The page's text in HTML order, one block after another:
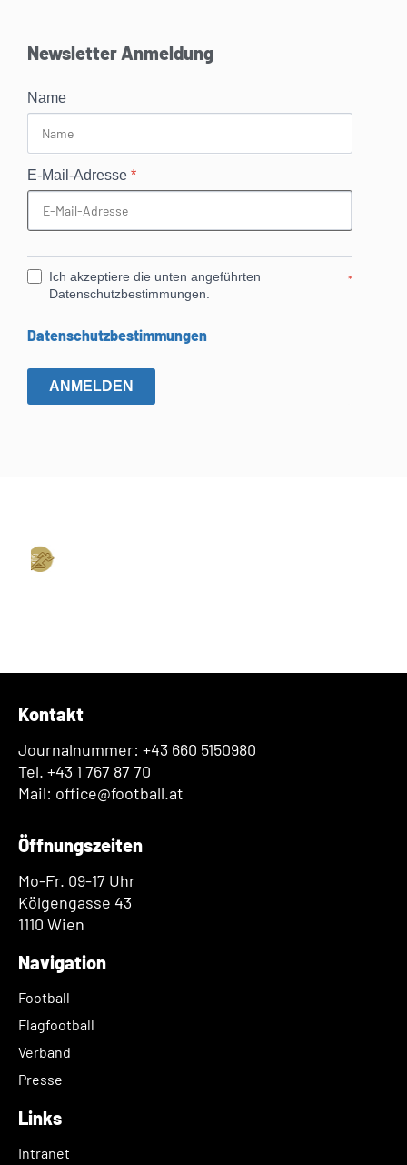
Newsletter Anmeldung
Name
E-Mail-Adresse *
Ich akzeptiere die unten angeführten
Datenschutzbestimmungen.
*
Datenschutzbestimmungen
ANMELDEN
Kontakt
Journalnummer: +43 660 5150980
Tel. +43 1 767 87 70
Mail: office@football.at
Öffnungszeiten
Mo-Fr. 09-17 Uhr
Kölgengasse 43
1110 Wien
Navigation
Football
Flagfootball
Verband
Presse
Links
Intranet